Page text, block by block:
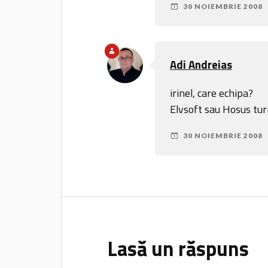
30 NOIEMBRIE 2008
Adi Andreias
irinel, care echipa?
Elvsoft sau Hosus
30 NOIEMBRIE 2008
Lasă un răspuns